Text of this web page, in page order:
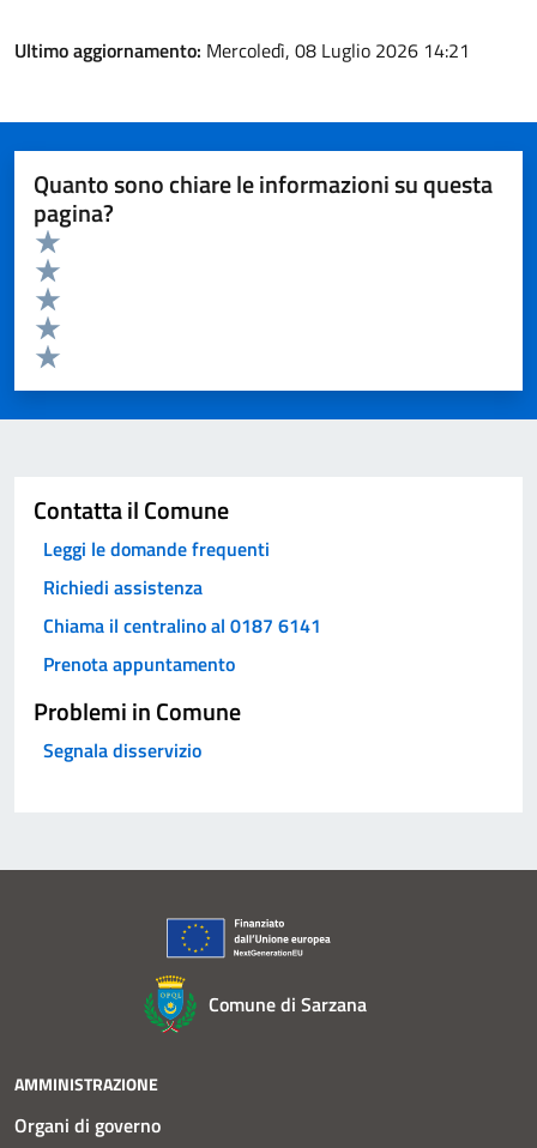
Ultimo aggiornamento: Mercoledì, 08 Luglio 2026 14:21
Quanto sono chiare le informazioni su questa
pagina?
Valuta da 1 a 5 stelle la pagina
Valuta 5 stelle su 5
Valuta 4 stelle su 5
Valuta 3 stelle su 5
Valuta 2 stelle su 5
Valuta 1 stelle su 5
Contatta il Comune
Leggi le domande frequenti
Richiedi assistenza
Chiama il centralino al 0187 6141
Prenota appuntamento
Problemi in Comune
Segnala disservizio
Comune di Sarzana
AMMINISTRAZIONE
Organi di governo